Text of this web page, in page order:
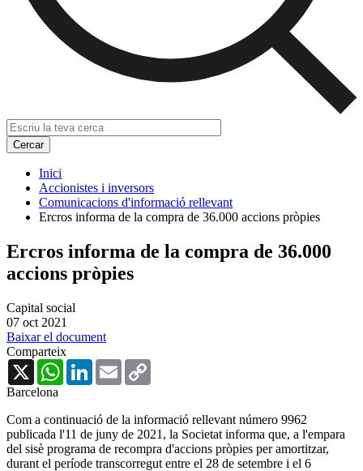
Inici
Accionistes i inversors
Comunicacions d'informació rellevant
Ercros informa de la compra de 36.000 accions pròpies
Ercros informa de la compra de 36.000
accions pròpies
Capital social
07 oct 2021
Baixar el document
Comparteix
X
WhatsAppLinkedInEmail
Barcelona
Com a continuació de la informació rellevant número 9962
publicada l'11 de juny de 2021, la Societat informa que, a l'empara
del sisè programa de recompra d'accions pròpies per amortitzar,
durant el període transcorregut entre el 28 de setembre i el 6